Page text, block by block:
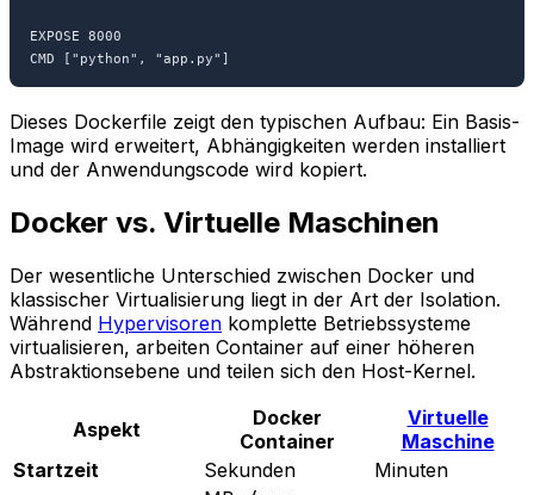
EXPOSE 8000
CMD ["python", "app.py"]
Dieses Dockerfile zeigt den typischen Aufbau: Ein Basis-
Image wird erweitert, Abhängigkeiten werden installiert
und der Anwendungscode wird kopiert.
Docker vs. Virtuelle Maschinen
Der wesentliche Unterschied zwischen Docker und
klassischer Virtualisierung liegt in der Art der Isolation.
Während Hypervisoren komplette Betriebssysteme
virtualisieren, arbeiten Container auf einer höheren
Abstraktionsebene und teilen sich den Host-Kernel.
Aspekt
Docker
Container
Virtuelle
Maschine
Startzeit
Sekunden Minuten